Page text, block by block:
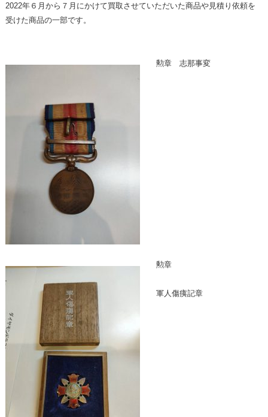
2022年６月から７月にかけて買取させていただいた商品や見積り依頼を
受けた商品の一部です。
勲章 志那事変
勲章
軍人傷痍記章